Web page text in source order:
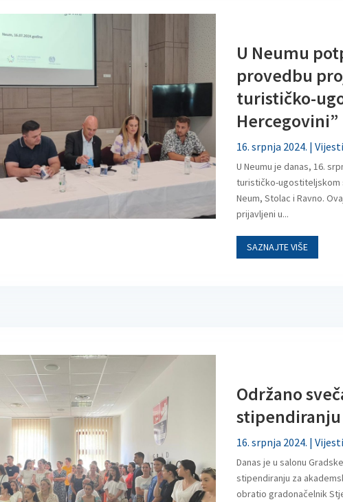
U Neumu
provedbu
turističko-
Hercegovini”
16. srpnja 2024. |Vijesti
U Neumu je danas, 16.
turističko-ugostiteljskom
Neum, Stolac i Ravno.
prijavljeni u...
SAZNAJTE VIŠE
Održano
stipendiranju
16. srpnja 2024. |Vijesti
Danas je u salonu
stipendiranju za
obratio gradonačelnik